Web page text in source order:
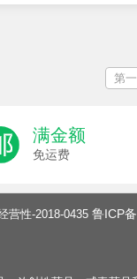
第
满金额
免运费
营性-2018-0435 鲁ICP